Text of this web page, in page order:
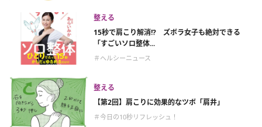
整える
15秒で肩こり解消!? ズボラ女子も絶対できる
「すごいソロ整体...
＃ヘルシーニュース
整える
【第2回】肩こりに効果的なツボ「肩井」
＃今日の10秒リフレッシュ！